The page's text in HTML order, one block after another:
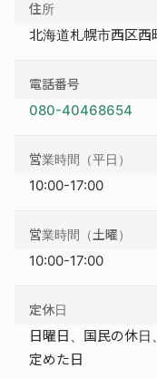
住所
北海道札幌市西区
電話番号
080-40468654
営業時間（平日）
10:00-17:00
営業時間（土曜）
10:00-17:00
定休日
日曜日、国民の休
定めた日